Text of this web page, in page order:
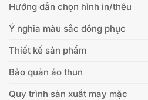
Hướng dẫn chọn hình in/thêu
Ý nghĩa màu sắc đồng phục
Thiết kế sản phẩm
Bảo quản áo thun
Quy trình sản xuất may mặc